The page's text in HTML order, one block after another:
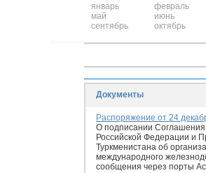
январь
май
сентябрь
февраль
июнь
октябрь
Документы
Распоряжение от 24
О подписании
Российской Федерации и
Туркменистана об
международного
сообщения через порты